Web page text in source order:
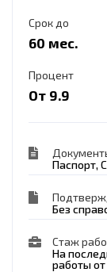
Срок до
60 мес.
Процент
От 9.9
Паспорт,
Без
Стаж
На
работы